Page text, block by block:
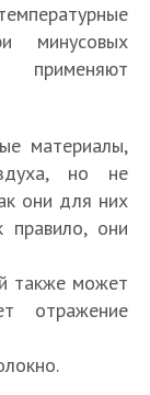
минусовых
применяют
материалы,
но не
они для них
правило, они
также может
отражение